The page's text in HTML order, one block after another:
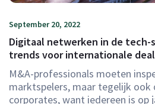
September 20, 2022
Digitaal netwerken in de tech-
trends voor internationale
M&A-professionals moeten
marktspelers, maar tegelijk
corporates, want iedereen is op